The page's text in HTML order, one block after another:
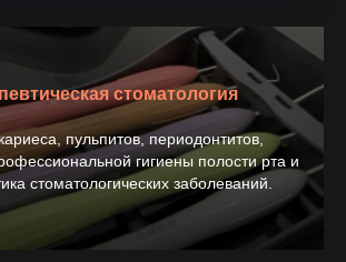
стоматология
пульпитов, периодонтитов,
гигиены полости рта и
стоматологических заболеваний.